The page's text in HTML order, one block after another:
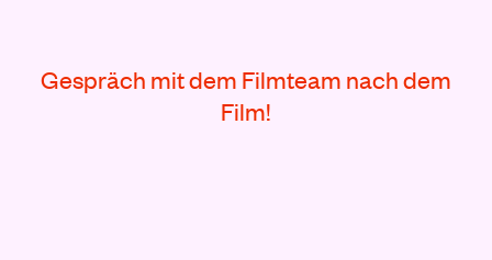
Gespräch mit dem Filmteam nach dem
Film!